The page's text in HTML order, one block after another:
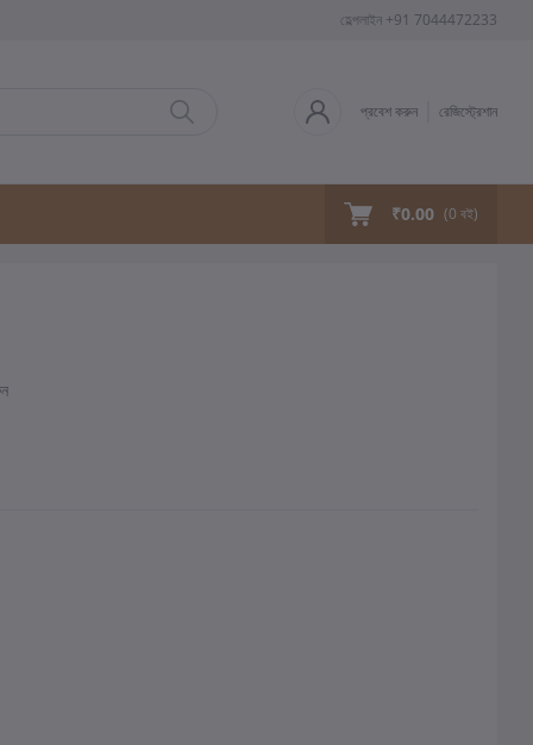
হেল্পলাইন +91 7044472233
প্রবেশ করুন রেজিস্ট্রেশান
₹0.00 (0 বই)